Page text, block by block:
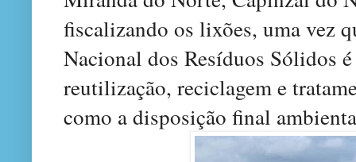
fiscalizando os lixões, uma vez
Nacional dos Resíduos Sólidos
reutilização, reciclagem e
como a disposição final